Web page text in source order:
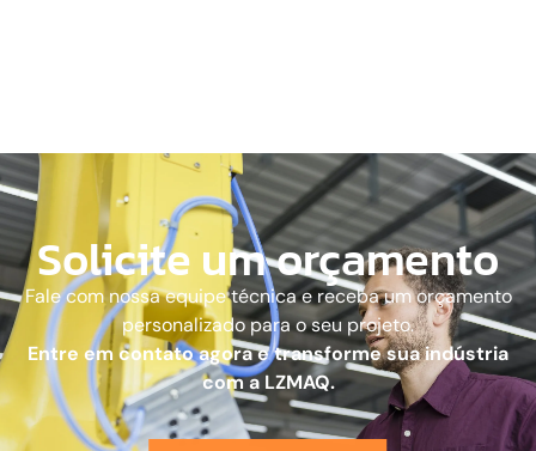
Solicite um orçamento
Fale com nossa equipe técnica e receba um orçamento
personalizado para o seu projeto.
Entre em contato agora e transforme sua indústria
com a LZMAQ.